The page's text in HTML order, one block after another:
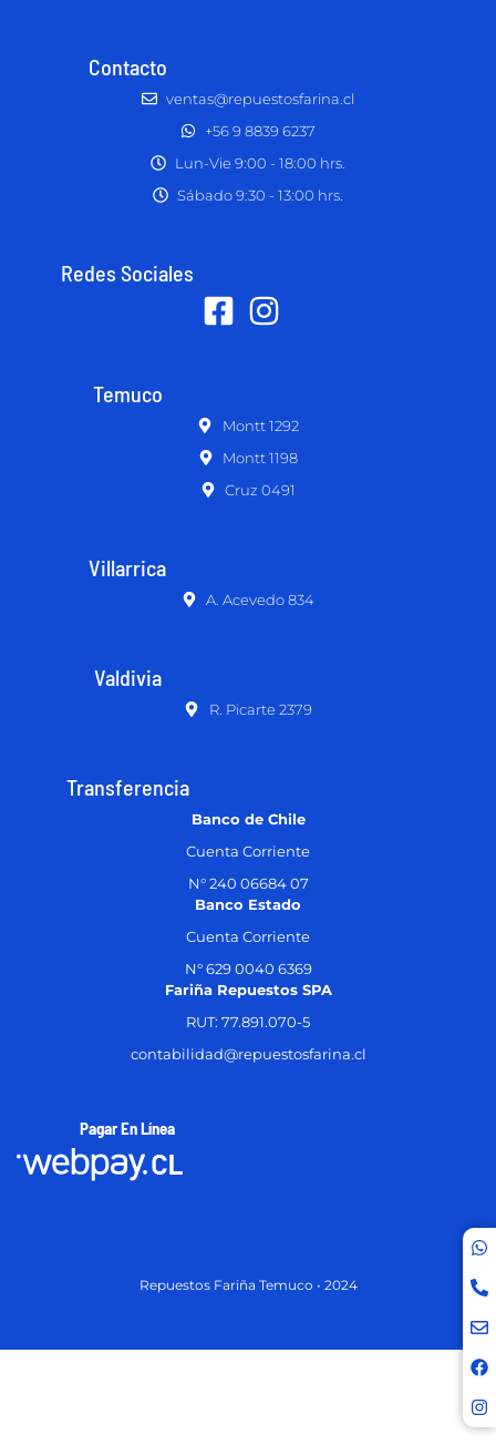
Contacto
ventas@repuestosfarina.cl
+56 9 8839 6237
Lun-Vie 9:00 - 18:00 hrs.
Sábado 9:30 - 13:00 hrs.
Redes Sociales
Temuco
Montt 1292
Montt 1198
Cruz 0491
Villarrica
A. Acevedo 834
Valdivia
R. Picarte 2379
Transferencia
Banco de Chile
Cuenta Corriente
N° 240 06684 07
Banco Estado
Cuenta Corriente
N° 629 0040 6369
Fariña Repuestos SPA
RUT: 77.891.070-5
contabilidad@repuestosfarina.cl
Pagar En Línea
Repuestos Fariña Temuco • 2024